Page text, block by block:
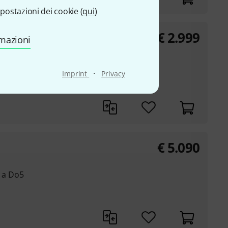
dei cookie (qui)
Imprint · Privacy
€ 2.999
Do5
€ 5.090